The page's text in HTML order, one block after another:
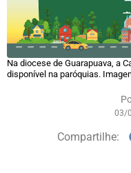
Na diocese de Guarapuava, a
disponível na paróquias.
03/
Compartilhe: